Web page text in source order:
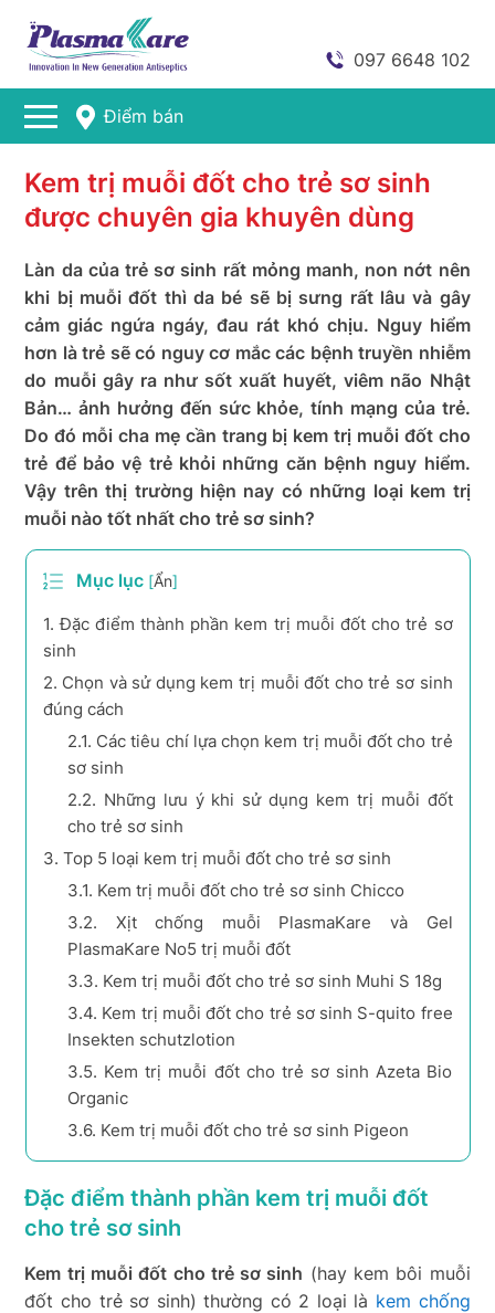
097 6648 102
Điểm bán
Kem trị muỗi đốt cho trẻ sơ sinh
được chuyên gia khuyên dùng
Làn da của trẻ sơ sinh rất mỏng manh, non nớt nên
khi bị muỗi đốt thì da bé sẽ bị sưng rất lâu và gây
cảm giác ngứa ngáy, đau rát khó chịu. Nguy hiểm
hơn là trẻ sẽ có nguy cơ mắc các bệnh truyền nhiễm
do muỗi gây ra như sốt xuất huyết, viêm não Nhật
Bản… ảnh hưởng đến sức khỏe, tính mạng của trẻ.
Do đó mỗi cha mẹ cần trang bị kem trị muỗi đốt cho
trẻ để bảo vệ trẻ khỏi những căn bệnh nguy hiểm.
Vậy trên thị trường hiện nay có những loại kem trị
muỗi nào tốt nhất cho trẻ sơ sinh?
Mục lục [Ẩn]
1. Đặc điểm thành phần kem trị muỗi đốt cho trẻ sơ
sinh
2. Chọn và sử dụng kem trị muỗi đốt cho trẻ sơ sinh
đúng cách
2.1. Các tiêu chí lựa chọn kem trị muỗi đốt cho trẻ
sơ sinh
2.2. Những lưu ý khi sử dụng kem trị muỗi đốt
cho trẻ sơ sinh
3. Top 5 loại kem trị muỗi đốt cho trẻ sơ sinh
3.1. Kem trị muỗi đốt cho trẻ sơ sinh Chicco
3.2. Xịt chống muỗi PlasmaKare và Gel
PlasmaKare No5 trị muỗi đốt
3.3. Kem trị muỗi đốt cho trẻ sơ sinh Muhi S 18g
3.4. Kem trị muỗi đốt cho trẻ sơ sinh S-quito free
Insekten schutzlotion
3.5. Kem trị muỗi đốt cho trẻ sơ sinh Azeta Bio
Organic
3.6. Kem trị muỗi đốt cho trẻ sơ sinh Pigeon
Đặc điểm thành phần kem trị muỗi đốt
cho trẻ sơ sinh
Kem trị muỗi đốt cho trẻ sơ sinh (hay kem bôi muỗi
đốt cho trẻ sơ sinh) thường có 2 loại là kem chống